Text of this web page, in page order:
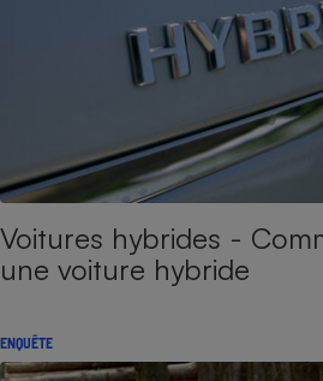
Voitures hybrides -
une voiture hybride
ENQUÊTE